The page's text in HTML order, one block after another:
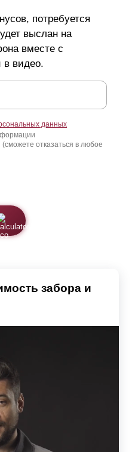
потребуется
выслан на
вместе с
в видео.
данных
отказаться в любое
забора и